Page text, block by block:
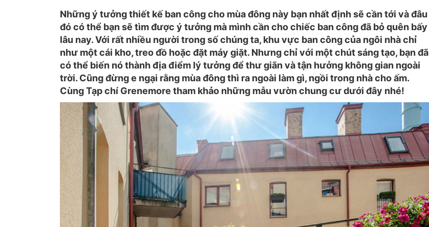
Những ý tưởng thiết kế ban công cho mùa đông này bạn nhất định sẽ cần tới và đâu
đó có thể bạn sẽ tìm được ý tưởng mà mình cần cho chiếc ban công đã bỏ quên bấy
lâu nay. Với rất nhiều người trong số chúng ta, khu vực ban công của ngôi nhà chỉ
như một cái kho, treo đồ hoặc đặt máy giặt. Nhưng chỉ với một chút sáng tạo, bạn đã
có thể biến nó thành địa điểm lý tưởng để thư giãn và tận hưởng không gian ngoài
trời. Cũng đừng e ngại rằng mùa đông thì ra ngoài làm gì, ngồi trong nhà cho ấm.
Cùng Tạp chí Grenemore tham khảo những mẫu vườn chung cư dưới đây nhé!